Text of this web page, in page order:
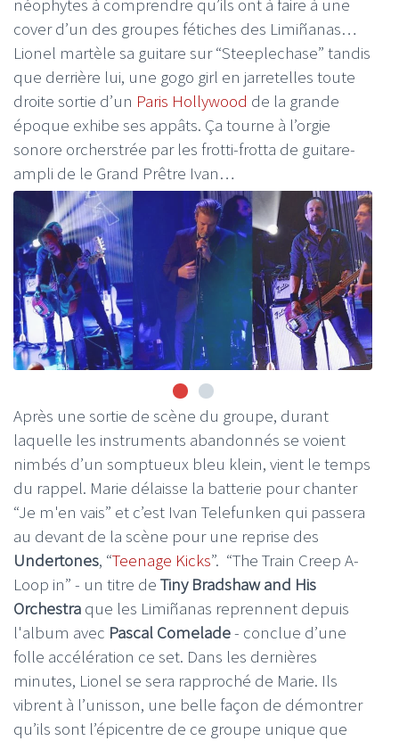
cover d’un des groupes fétiches des Limiñanas…
Lionel martèle sa guitare sur “Steeplechase” tandis
que derrière lui, une gogo girl en jarretelles toute
droite sortie d’un Paris Hollywood de la grande
époque exhibe ses appâts. Ça tourne à l’orgie
sonore orcherstrée par les frotti-frotta de guitare-
ampli de le Grand Prêtre Ivan…
Après une sortie de scène du groupe, durant
laquelle les instruments abandonnés se voient
nimbés d’un somptueux bleu klein, vient le temps
du rappel. Marie délaisse la batterie pour chanter
“Je m'en vais” et c’est Ivan Telefunken qui passera
au devant de la scène pour une reprise des
Undertones, “Teenage Kicks”. “The Train Creep A-
Loop in” - un titre de Tiny Bradshaw and His
Orchestra que les Limiñanas reprennent depuis
l'album avec Pascal Comelade- conclue d’une
folle accélération ce set. Dans les dernières
minutes, Lionel se sera rapproché de Marie. Ils
vibrent à l’unisson, une belle façon de démontrer
qu’ils sont l’épicentre de ce groupe unique que